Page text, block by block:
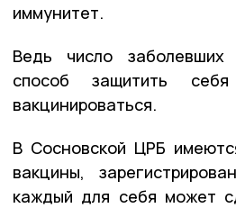
иммунитет.
Ведь число
способ защитить
вакцинироваться.
В Сосновской ЦРБ
вакцины,
каждый для себя может